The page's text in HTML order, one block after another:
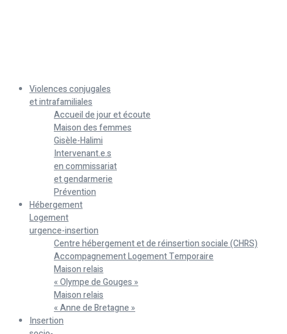
Violences conjugales
et intrafamiliales
Accueil de jour et écoute
Maison des femmes
Gisèle-Halimi
Intervenant.e.s
en commissariat
et gendarmerie
Prévention
Hébergement
Logement
urgence-insertion
Centre hébergement et de réinsertion sociale (CHRS)
Accompagnement Logement Temporaire
Maison relais
« Olympe de Gouges »
Maison relais
« Anne de Bretagne »
Insertion